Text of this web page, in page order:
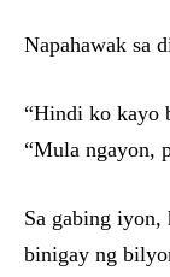
Napahawak sa
“Hindi ko kayo
“Mula ngayon,
Sa gabing iyon,
binigay ng